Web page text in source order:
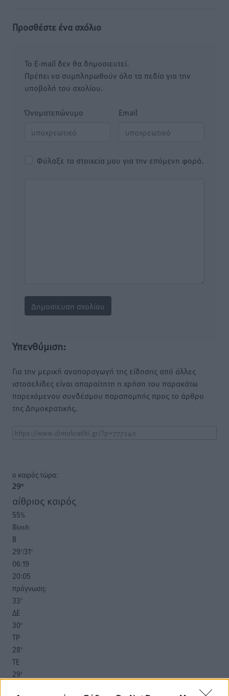
Προσθέστε ένα σχόλιο
Το E-mail δεν θα δημοσιευτεί.
Πρέπει να συμπληρωθούν όλα τα πεδία για την
υποβολή του σχολίου.
Όνοματεπώνυμο Email
Φύλαξε τα στοιχεία μου για την επόμενη φορά.
Υπενθύμιση:
Για την μερική αναπαραγωγή της είδησης από άλλες
ιστοσελίδες είναι απαραίτητη η χρήση του παρακάτω
παρεχόμενου συνδέσμου παραπομπής προς το άρθρο
της Δημοκρατικής.
o καιρός τώρα:
29°
αίθριος καιρός
55%
8km/h
Β
29°/31°
06:19
20:05
πρόγνωση:
33°
ΔΕ
30°
ΤΡ
28°
ΤΕ
29°